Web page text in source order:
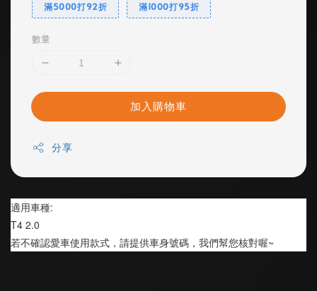
滿5000打92折 滿1000打95折
數量
加入購物車
分享
適用車種:
T4 2.0
若不確認愛車使用款式，請提供車身號碼，我們幫您核對喔~